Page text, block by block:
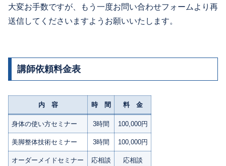
お客さまからお預かりした個⼈情報は、弊社からのご連
絡や業務のご案内やご質問に対する回答として、電⼦メ
理し、次のいずれかに該当する場合を除き、個⼈情報を
第三者に開⽰いたしません。
•お客さまの同意がある場合
•お客さまが希望されるサービスを⾏なうために弊社が業
務を委託する業者に対して開⽰する場合
大変お手数ですが、もう一度お問い合わせフォームより再
送信してくださいますようお願いいたします。
講師依頼料金表
内 容 時 間 料 金
身体の使い方セミナー 3時間 100,000円
美脚整体技術セミナー 3時間 100,000円
オーダーメイドセミナー 応相談 応相談